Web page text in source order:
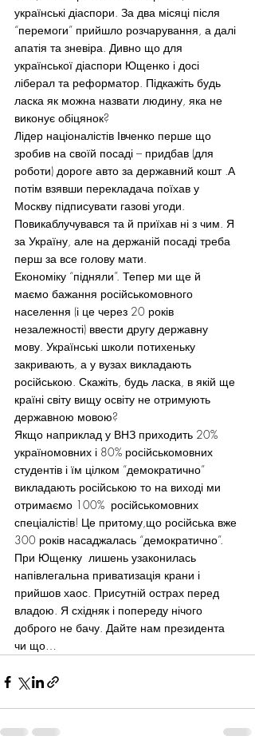
українські діаспори. За два місяці після
“перемоги” прийшло розчарування, а далі
апатія та зневіра. Дивно що для
української діаспори Ющенко і досі
ліберал та реформатор. Підкажіть будь
ласка як можна назвати людину, яка не
виконує обіцянок?
Лідер націоналістів Івченко перше що
зробив на своїй посаді – придбав (для
роботи) дороге авто за державний кошт .А
потім взявши перекладача поїхав у
Москву підписувати газові угоди.
Повикаблучувався та й приїхав ні з чим. Я
за Україну, але на держаній посаді треба
перш за все голову мати.
Економіку “підняли”. Тепер ми ще й
маємо бажання російськомовного
населення (і це через 20 років
незалежності) ввести другу державну
мову. Українські школи потихеньку
закривають, а у вузах викладають
російською. Скажіть, будь ласка, в якій ще
країні світу вищу освіту не отримують
державною мовою?
Якщо наприклад у ВНЗ приходить 20%
україномовних і 80% російськомовних
студентів і їм цілком “демократично”
викладають російською то на виході ми
отримаємо 100%  російськомовних
спеціалістів! Це притому,що російська вже
300 років насаджалась “демократично”.
При Ющенку  лишень узаконилась
напівлегальна приватизація крани і
прийшов хаос. Присутній острах перед
владою. Я східняк і попереду нічого
доброго не бачу. Дайте нам президента
чи що…